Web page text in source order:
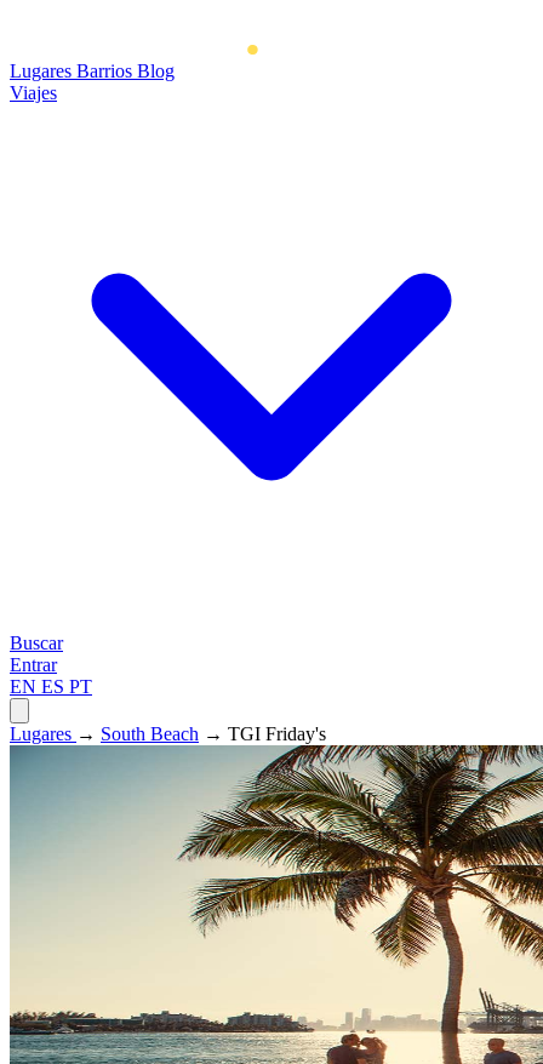
Lugares Barrios Blog
Viajes
Buscar
Entrar
EN ES PT
Lugares → South Beach → TGI Friday's